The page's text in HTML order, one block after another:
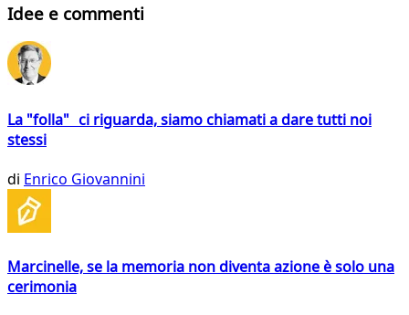
Idee e commenti
La "folla" ci riguarda, siamo chiamati a dare tutti noi
stessi
di Enrico Giovannini
Marcinelle, se la memoria non diventa azione è solo una
cerimonia